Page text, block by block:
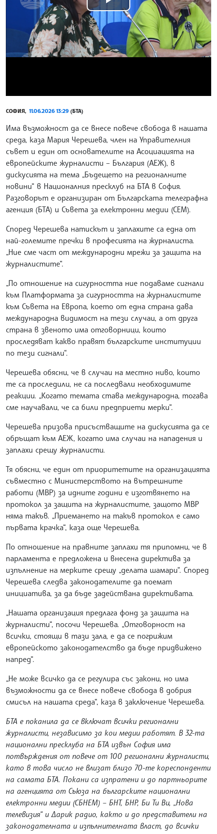
Play
Video
СОФИЯ, 11.06.2026 13:29 (БТА)
Има възможност да се внесе повече свобода в нашата
среда, каза Мария Черешева, член на Управителния
съвет и един от основателите на Асоциацията на
европейските журналисти – България (АЕЖ), в
дискусията на тема „Бъдещето на регионалните
новини“ в Националния пресклуб на БТА в София.
Разговорът е организиран от Българската телеграфна
агенция (БТА) и Съвета за електронни медии (СЕМ).
Според Черешева натискът и заплахите са една от
най-големите пречки в професията на журналиста.
„Ние сме част от международни мрежи за защита на
журналистите“.
„По отношение на сигурността ние подаваме сигнали
към Платформата за сигурността на журналистите
към Съвета на Европа, което от една страна дава
международна видимост на тези случаи, а от друга
страна в звеното има отговорници, които
проследяват какво правят българските институции
по тези сигнали“.
Черешева обясни, че в случаи на местно ниво, които
те са проследили, не са последвали необходимите
реакции. „Когато темата става международна, тогава
сме научавали, че са били предприети мерки“.
Черешева призова присъстващите на дискусията да се
обръщат към АЕЖ, когато има случаи на нападения и
заплахи срещу журналисти.
Тя обясни, че един от приоритетите на организацията
съвместно с Министерството на вътрешните
работи (МВР) за идните години е изготвянето на
протокол за защита на журналистите, защото МВР
няма такъв. „Приемането на такъв протокол е само
първата крачка“, каза още Черешева.
По отношение на правните заплахи тя припомни, че в
парламента е предложена и внесена директива за
изпълнение на мерките срещу „делата шамари“. Според
Черешева следва законодателите да поемат
инициатива, за да бъде задействана директивата.
„Нашата организация предлага фонд за защита на
журналисти“, посочи Черешева. „Отговорност на
всички, стоящи в тази зала, е да се погрижим
европейското законодателство да бъде придвижено
напред“.
„Не може всичко да се регулира със закони, но има
възможности да се внесе повече свобода в добрия
смисъл на нашата среда“, каза в заключение Черешева.
БТА е поканила да се включат всички регионални
журналисти, независимо за кои медии работят. В 32-та
национални пресклуба на БТА извън София има
потвърждения от повече от 100 регионални журналисти,
като в това число не влизат близо 70-те кореспонденти
на самата БТА. Покани са изпратени и до партньорите
на агенцията от Съюза на българските национални
електронни медии (СБНЕМ) – БНТ, БНР, Би Ти Ви, „Нова
телевизия“ и Дарик радио, както и до представители на
законодателната и изпълнителната власт, до всички